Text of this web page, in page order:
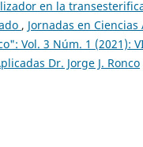
en la
, Jornadas en
Vol. 3 Núm. 1 (2021):
Dr. Jorge J. Ronco